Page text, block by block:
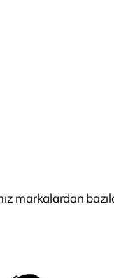
markalardan